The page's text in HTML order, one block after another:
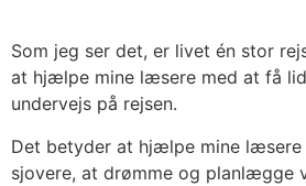
Som jeg ser det, er livet én stor
at hjælpe mine læsere med at få
undervejs på rejsen.
Det betyder at hjælpe mine læsere
sjovere, at drømme og planlægge